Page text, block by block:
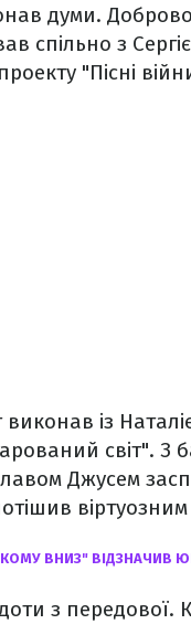
думи.
спільно з
"Пісні
виконав із
світ". З
Джусем
ВНИЗ" ВІДЗНАЧИВ
з